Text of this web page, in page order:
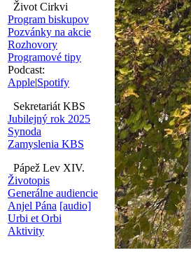
Život Cirkvi
Program biskupov
Pozvánky na akcie
Rozhovory
Programové tipy
Podcast:
Apple|Spotify
Sekretariát KBS
Jubilejný rok 2025
Synoda
Zamyslenia KBS
Pápež Lev XIV.
Životopis
Generálne audiencie
Anjel Pána [audio]
Urbi et Orbi
Aktivity